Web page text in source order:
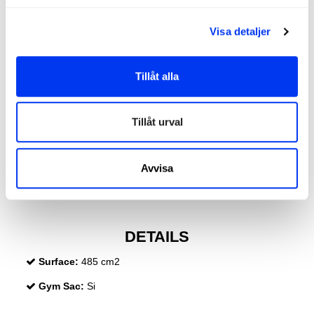
Visa detaljer
Tillåt alla
Tillåt urval
Avvisa
surface guarantees enhanced control over spin shots.
DETAILS
Surface: 485 cm2
Gym Sac: Si